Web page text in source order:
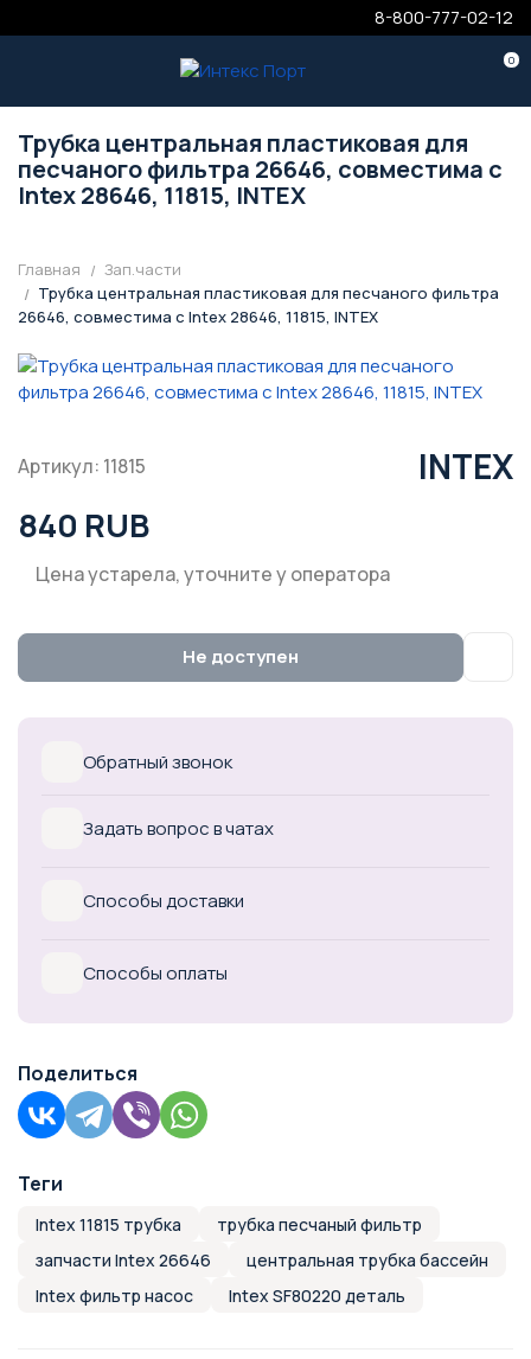
8-800-777-02-12
0
Трубка центральная пластиковая для
песчаного фильтра 26646, совместима с
Intex 28646, 11815, INTEX
Главная
Зап.части
Трубка центральная пластиковая для песчаного фильтра
26646, совместима с Intex 28646, 11815, INTEX
Артикул: 11815 INTEX
840 RUB
Цена устарела, уточните у оператора
Не доступен
Обратный звонок
Задать вопрос в чатах
Способы доставки
Способы оплаты
Поделиться
Теги
Intex 11815 трубка
трубка песчаный фильтр
запчасти Intex 26646
центральная трубка бассейн
Intex фильтр насос
Intex SF80220 деталь